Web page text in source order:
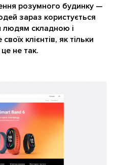
розумного будинку —
зараз користується
людям складною і
клієнтів, як тільки
не так.